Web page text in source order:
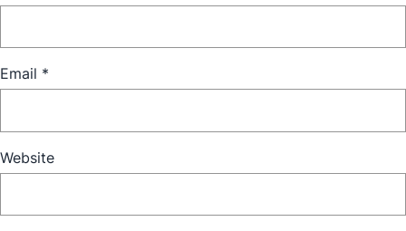
Email *
Website